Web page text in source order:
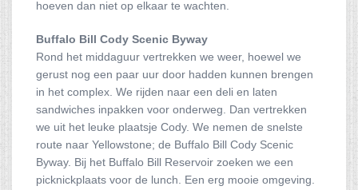
hoeven dan niet op elkaar te wachten.
Buffalo Bill Cody Scenic Byway
Rond het middaguur vertrekken we weer, hoewel we
gerust nog een paar uur door hadden kunnen brengen
in het complex. We rijden naar een deli en laten
sandwiches inpakken voor onderweg. Dan vertrekken
we uit het leuke plaatsje Cody. We nemen de snelste
route naar Yellowstone; de Buffalo Bill Cody Scenic
Byway. Bij het Buffalo Bill Reservoir zoeken we een
picknickplaats voor de lunch. Een erg mooie omgeving.